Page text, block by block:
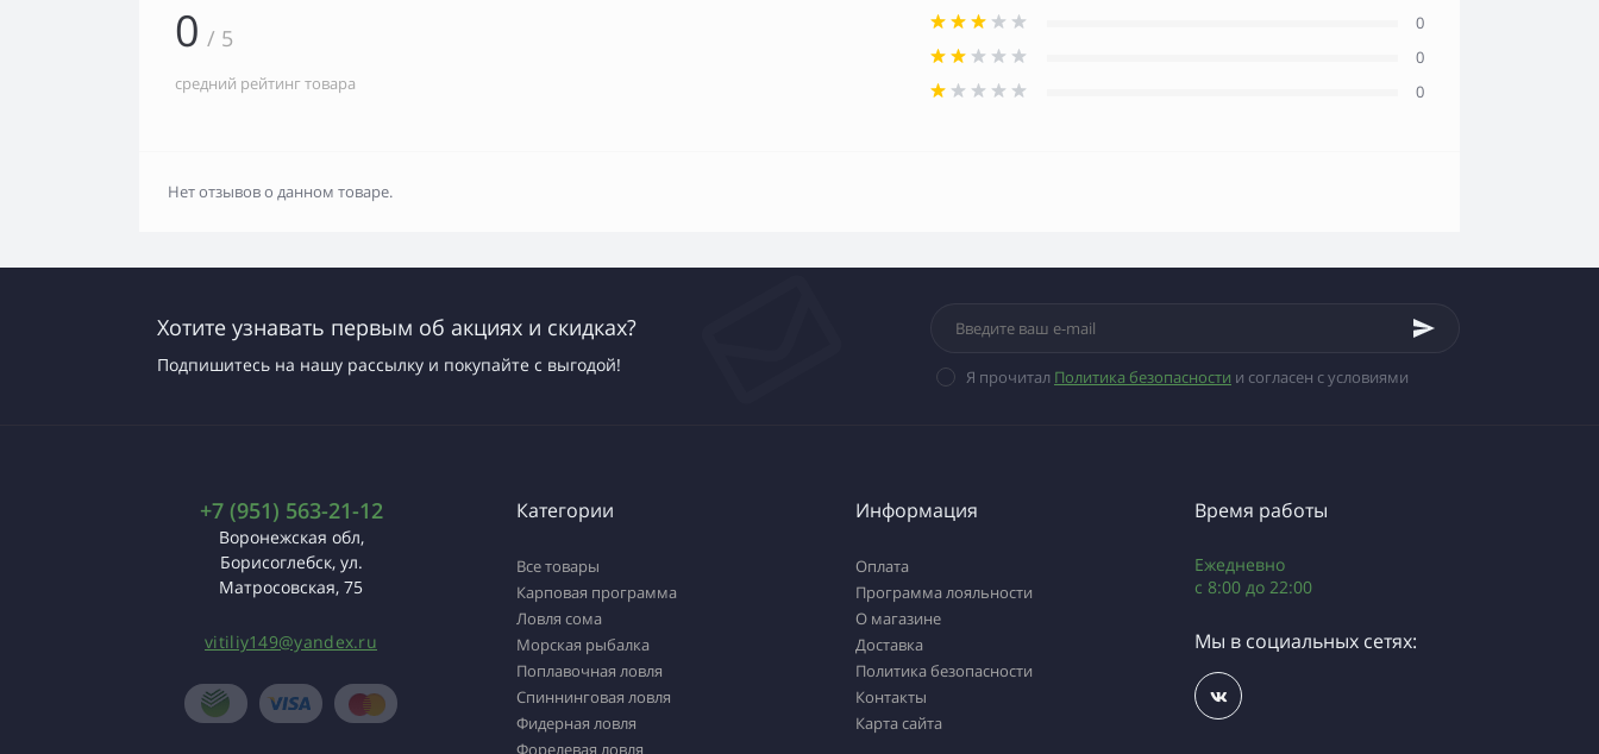
0 / 5
средний рейтинг товара
0
0
0
Нет отзывов о данном товаре.
Хотите узнавать первым об акциях и скидках?
Подпишитесь на нашу рассылку и покупайте с выгодой!
Я прочитал Политика безопасности и согласен с условиями
+7 (951) 563-21-12
Воронежская обл,
Борисоглебск, ул.
Матросовская, 75
vitiliy149@yandex.ru
Категории
Все товары
Карповая программа
Ловля сома
Морская рыбалка
Поплавочная ловля
Спиннинговая ловля
Фидерная ловля
Форелевая ловля
Информация
Оплата
Программа лояльности
О магазине
Доставка
Политика безопасности
Контакты
Карта сайта
Время работы
Ежедневно
с 8:00 до 22:00
Мы в социальных сетях: